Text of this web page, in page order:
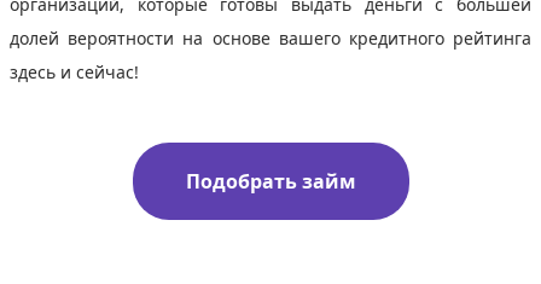
долей вероятности на основе вашего кредитного рейтинга
здесь и сейчас!
Подобрать займ